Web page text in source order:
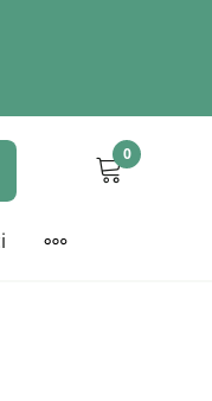
0
MORE